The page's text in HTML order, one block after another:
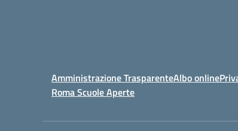
Amministrazione TrasparenteAlbo online
Roma Scuole Aperte